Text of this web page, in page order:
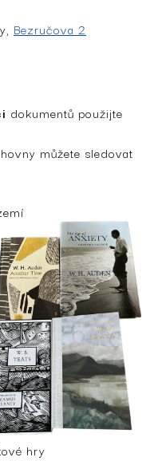
Bezručova 2
dokumentů použijte
můžete sledovat
hry